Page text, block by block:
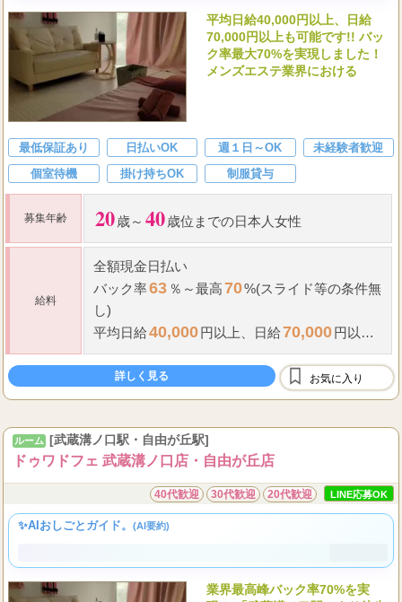
平均日給40,000円以上、日給
70,000円以上も可能です!! バッ
ク率最大70%を実現しました！
メンズエステ業界における
最低保証あり 日払いOK 週１日～OK
未経験者歓迎
個室待機
掛け持ちOK 制服貸与
募集年齢 20歳～ 40歳位までの日本人女性
給料
全額現金日払い
バック率63 ％～最高70%(スライド等の条件無
し)
平均日給40,000円以上、 日給70,000円以上
も可能です!!
指名料全額支給
雑費や諸経費等一切掛かりません。
詳しく見る お気に入り
ルーム [武蔵溝ノ口駅・自由が丘駅]
ドゥワドフェ 武蔵溝ノ口店・自由が丘店
40代歓迎 30代歓迎 20代歓迎 LINE応募OK
✨AIおしごとガイド。 (AI要約)
業界最高峰バック率70%を実